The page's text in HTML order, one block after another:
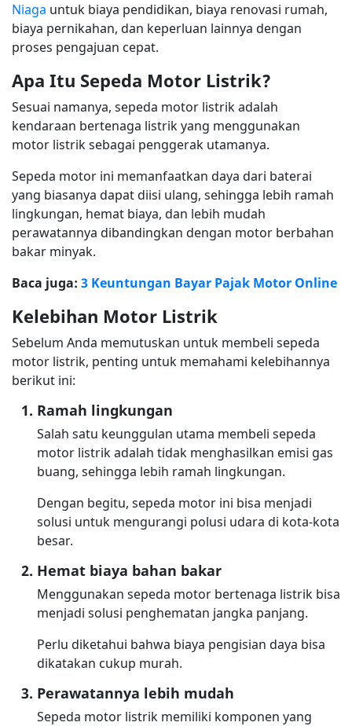
Niaga untuk biaya pendidikan, biaya renovasi rumah,
biaya pernikahan, dan keperluan lainnya dengan
proses pengajuan cepat.
Apa Itu Sepeda Motor Listrik?
Sesuai namanya, sepeda motor listrik adalah
kendaraan bertenaga listrik yang menggunakan
motor listrik sebagai penggerak utamanya.
Sepeda motor ini memanfaatkan daya dari baterai
yang biasanya dapat diisi ulang, sehingga lebih ramah
lingkungan, hemat biaya, dan lebih mudah
perawatannya dibandingkan dengan motor berbahan
bakar minyak.
Baca juga: 3 Keuntungan Bayar Pajak Motor Online
Kelebihan Motor Listrik
Sebelum Anda memutuskan untuk membeli sepeda
motor listrik, penting untuk memahami kelebihannya
berikut ini:
Ramah lingkungan
Salah satu keunggulan utama membeli sepeda
motor listrik adalah tidak menghasilkan emisi gas
buang, sehingga lebih ramah lingkungan.
Dengan begitu, sepeda motor ini bisa menjadi
solusi untuk mengurangi polusi udara di kota-kota
besar.
Hemat biaya bahan bakar
Menggunakan sepeda motor bertenaga listrik bisa
menjadi solusi penghematan jangka panjang.
Perlu diketahui bahwa biaya pengisian daya bisa
dikatakan cukup murah.
Perawatannya lebih mudah
Sepeda motor listrik memiliki komponen yang